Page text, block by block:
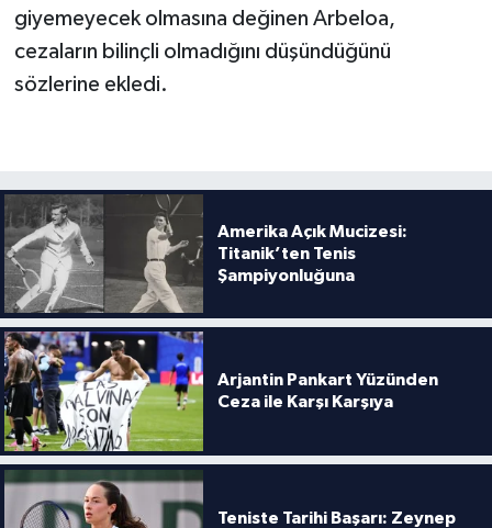
giyemeyecek olmasına değinen Arbeloa,
cezaların bilinçli olmadığını düşündüğünü
sözlerine ekledi.
Amerika Açık Mucizesi:
Titanik’ten Tenis
Şampiyonluğuna
Arjantin Pankart Yüzünden
Ceza ile Karşı Karşıya
Teniste Tarihi Başarı: Zeynep